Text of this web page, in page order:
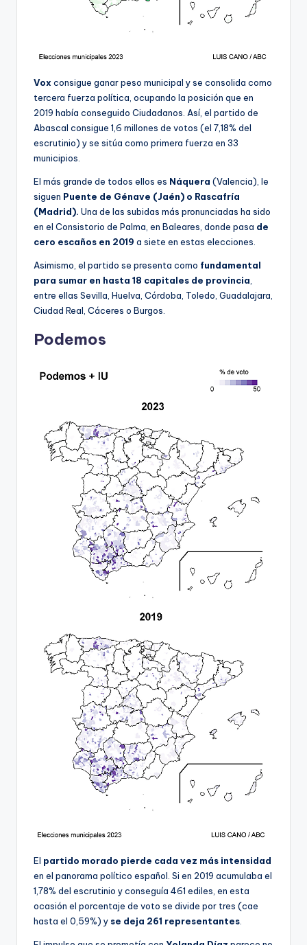
Vox consigue ganar peso municipal y se consolida como
tercera fuerza política, ocupando la posición que en
2019 había conseguido Ciudadanos. Así, el partido de
Abascal consigue 1,6 millones de votos (el 7,18% del
escrutinio) y se sitúa como primera fuerza en 33
municipios.
El más grande de todos ellos es Náquera (Valencia), le
siguen Puente de Génave (Jaén) o Rascafría
(Madrid). Una de las subidas más pronunciadas ha sido
en el Consistorio de Palma, en Baleares, donde pasa de
cero escaños en 2019 a siete en estas elecciones.
Asimismo, el partido se presenta como fundamental
para sumar en hasta 18 capitales de provincia
entre ellas Sevilla, Huelva, Córdoba, Toledo, Guadalajara,
Ciudad Real, Cáceres o Burgos.
Podemos
El partido morado pierde cada vez más intensidad
en el panorama político español. Si en 2019 acumulaba el
1,78% del escrutinio y conseguía 461 ediles, en esta
ocasión el porcentaje de voto se divide por tres (cae
hasta el 0,59%) y se deja 261 representantes